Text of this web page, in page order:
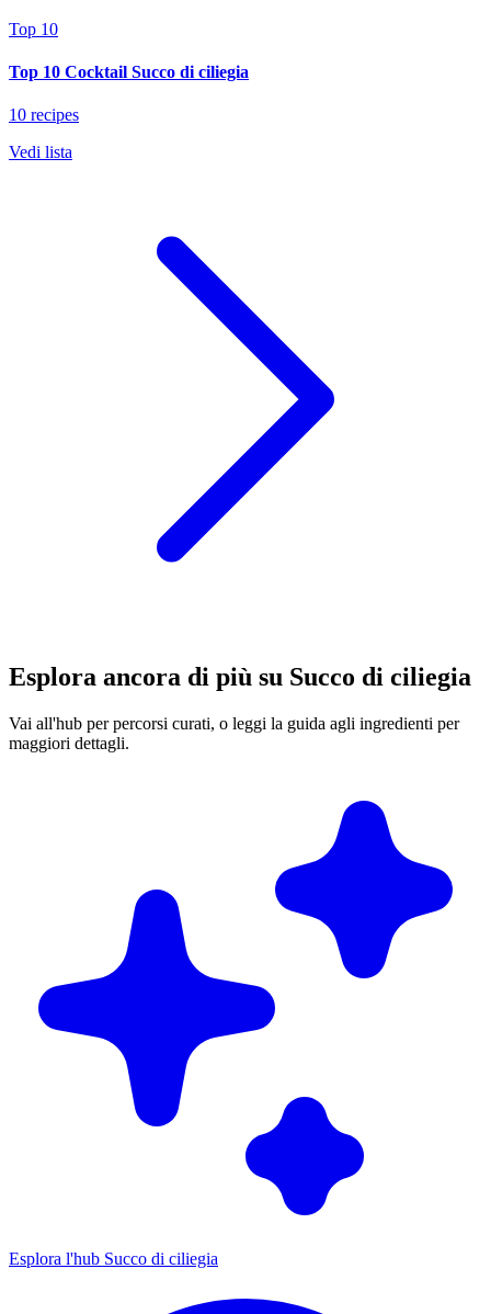
Top 10
Top 10 Cocktail Succo di ciliegia
10 recipes
Vedi lista
Esplora ancora di più su Succo di ciliegia
Vai all'hub per percorsi curati, o leggi la guida agli ingredienti per
maggiori dettagli.
Esplora l'hub Succo di ciliegia